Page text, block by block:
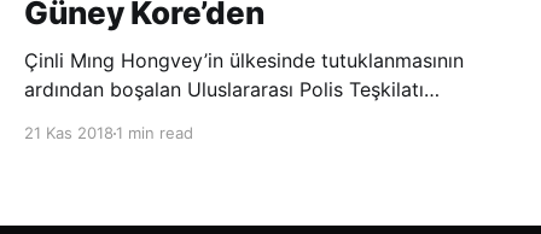
Güney Kore’den
Çinli Mıng Hongvey’in ülkesinde tutuklanmasının
ardından boşalan Uluslararası Polis Teşkilatı
21 Kas 2018 1 min read